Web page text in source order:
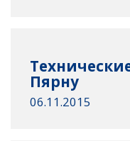
Пярну
06.11.2015